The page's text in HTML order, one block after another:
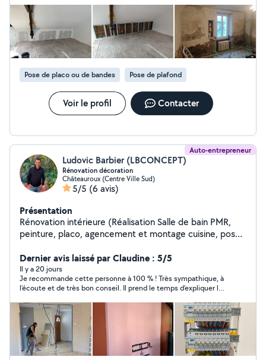
Pose de placo ou de bandes Pose de plafond
Voir le profil Contacter
Auto-entrepreneur
Ludovic Barbier (LBCONCEPT)
Rénovation décoration
Châteauroux (Centre Ville Sud)
5/5 (6 avis)
Présentation
Rénovation intérieure (Réalisation Salle de bain PMR,
peinture, placo, agencement et montage cuisine, pose
basse consommation et SPA
Dernier avis laissé par Claudine : 5/5
Il y a 20 jours
Je recommande cette personne à 100 % ! Très sympathique, à
l’écoute et de très bon conseil. Il prend le temps d’expliquer les
Je suis vraiment très satisfaite de son travail et de son
professionnalisme. En plus, sa femme est une ancienne
professeure que je connais, et tous les deux sont d’une grande
gentillesse. Je n’hésiterai pas à faire appel à lui pour mes
prochains travaux. Merci encore pour votre aide et votre
excellent travail !